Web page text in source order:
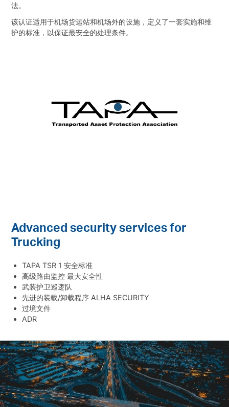
法。
该认证适用于机场货运站和机场外的设施，定义了一套实施和维
护的标准，以保证最安全的处理条件。
Advanced security services for
Trucking
TAPA TSR 1 安全标准
高级路由监控 最大安全性
武装护卫巡逻队
先进的装载/卸载程序 ALHA SECURITY
过境文件
ADR